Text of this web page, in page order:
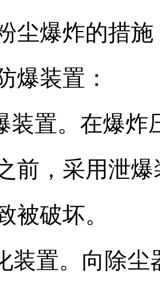
尘爆炸的措
爆装置：
置。在爆炸
前，采用泄
被破坏。
置。向除尘